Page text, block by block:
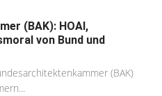
(BAK): HOAI,
von Bund und
(BAK)